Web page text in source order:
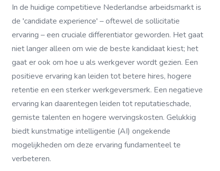
In de huidige competitieve Nederlandse arbeidsmarkt is
de 'candidate experience' – oftewel de sollicitatie
ervaring – een cruciale differentiator geworden. Het gaat
niet langer alleen om wie de beste kandidaat kiest; het
gaat er ook om hoe u als werkgever wordt gezien. Een
positieve ervaring kan leiden tot betere hires, hogere
retentie en een sterker werkgeversmerk. Een negatieve
ervaring kan daarentegen leiden tot reputatieschade,
gemiste talenten en hogere wervingskosten. Gelukkig
biedt kunstmatige intelligentie (AI) ongekende
mogelijkheden om deze ervaring fundamenteel te
verbeteren.